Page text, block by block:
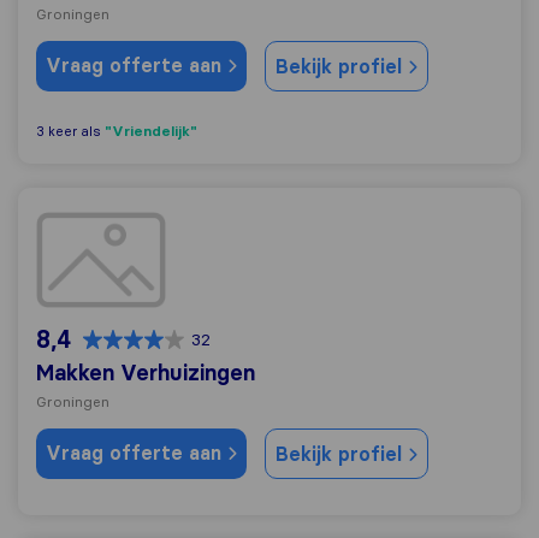
Groningen
Vraag offerte aan Bekijk profiel
3 keer als "Vriendelijk"
Makken Verhuizingen
8,4 32
Makken Verhuizingen
Groningen
Vraag offerte aan Bekijk profiel